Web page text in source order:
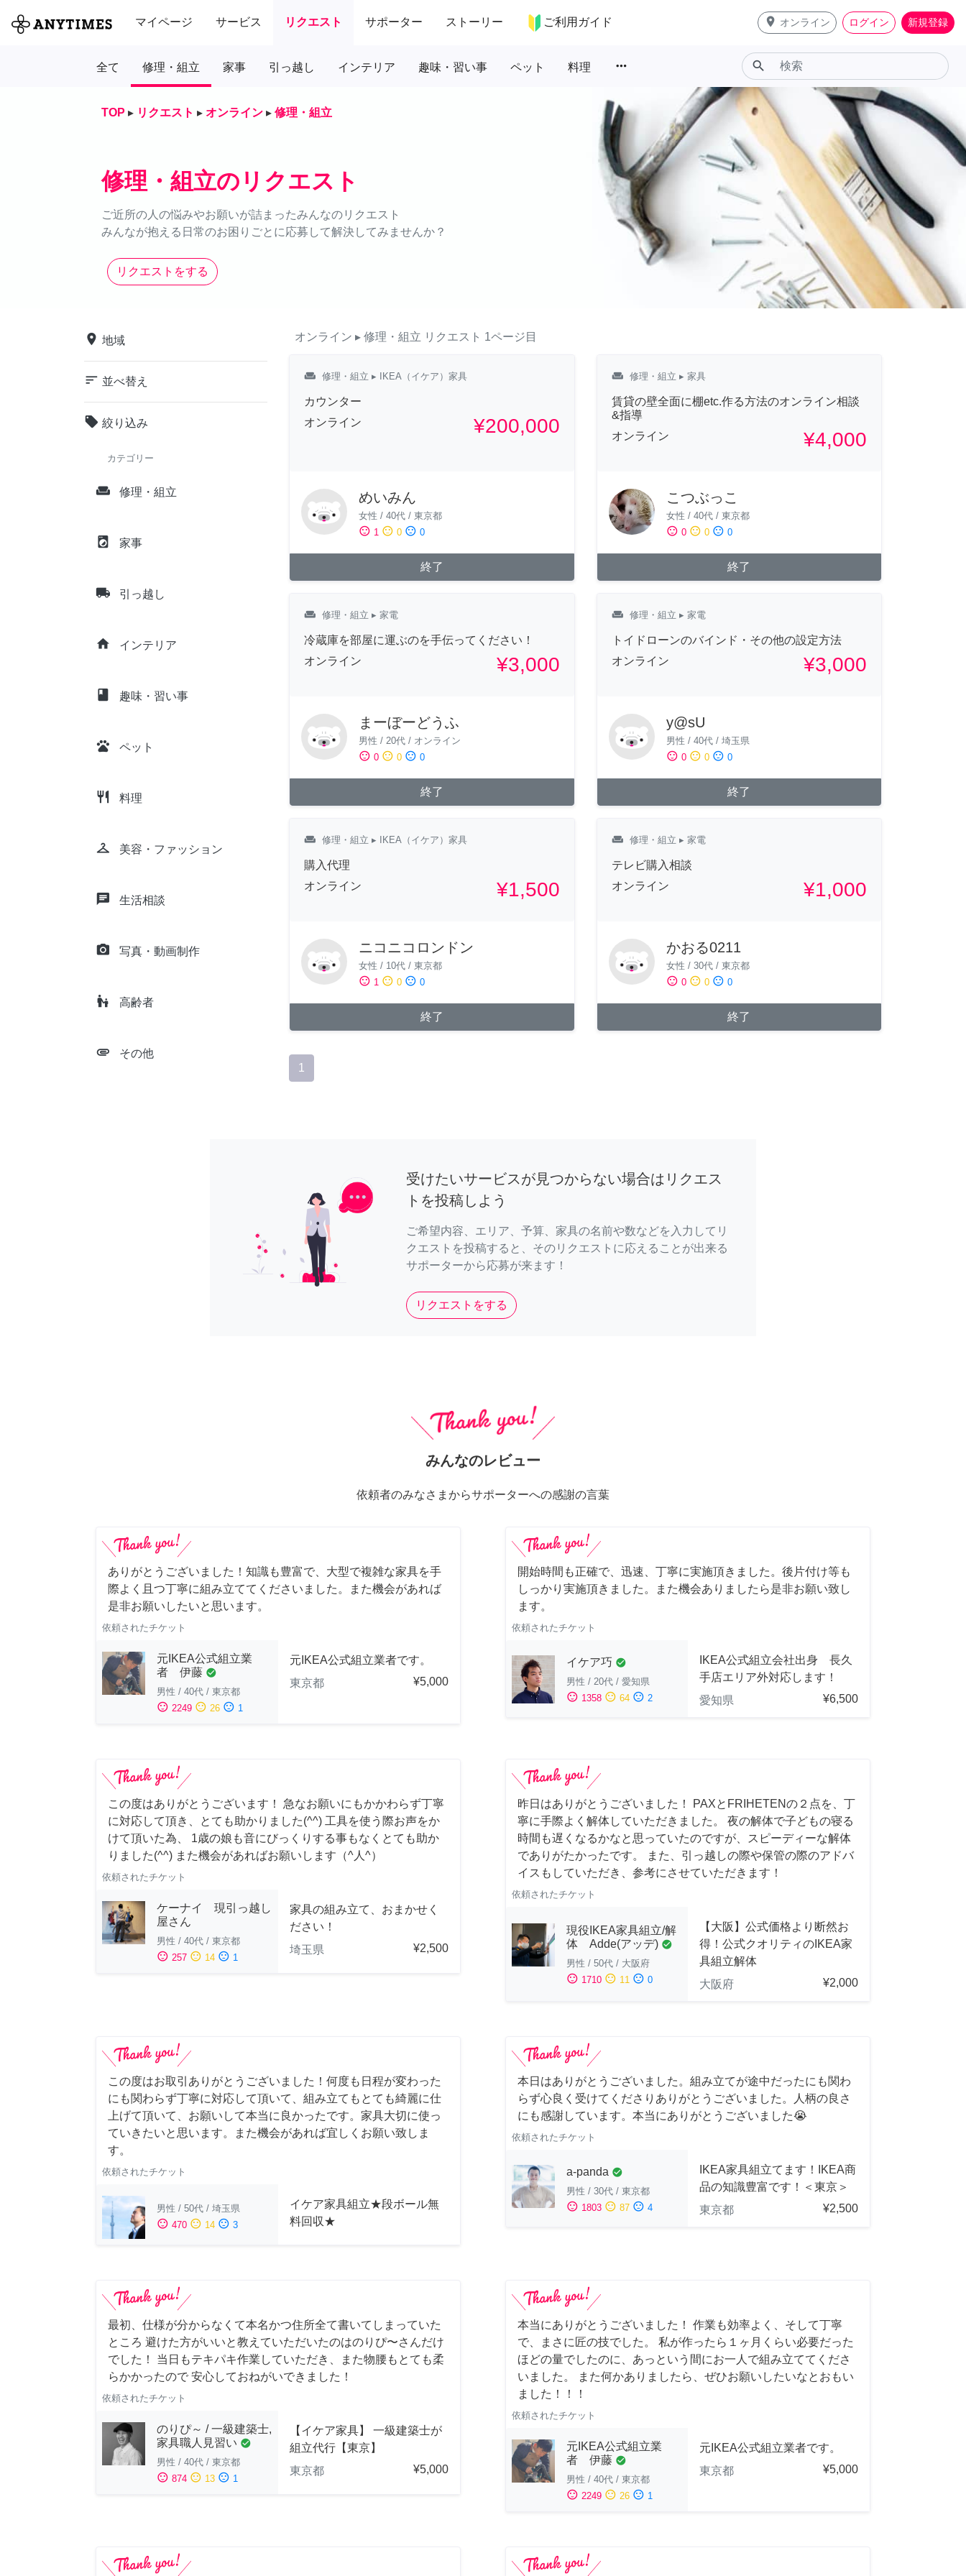
マイページ サービス リクエスト サポーター ストーリー ご利用ガイド place オンライン ログイン 新規登録
全て 修理・組立 家事 引っ越し インテリア 趣味・習い事 ペット 料理 more_horiz search
TOP ▸ リクエスト ▸ オンライン ▸ 修理・組立
修理・組立のリクエスト
ご近所の人の悩みやお願いが詰まったみんなのリクエスト
みんなが抱える日常のお困りごとに応募して解決してみませんか？
リクエストをする
place 地域
sort 並べ替え
local_offer 絞り込み
カテゴリー
weekend 修理・組立
local_laundry_service 家事
local_shipping 引っ越し
home インテリア
class 趣味・習い事
pets ペット
restaurant 料理
checkroom 美容・ファッション
chat 生活相談
camera_alt 写真・動画制作
escalator_warning 高齢者
attachment その他
オンライン ▸ 修理・組立 リクエスト 1ページ目
weekend 修理・組立 ▸ IKEA（イケア）家具
カウンター
オンライン
¥200,000
めいみん
女性 / 40代 / 東京都
sentiment_satisfied 1 sentiment_neutral 0 sentiment_dissatisfied 0
終了
weekend 修理・組立 ▸ 家具
賃貸の壁全面に棚etc.作る方法のオンライン相談
&指導
オンライン
¥4,000
こつぶっこ
女性 / 40代/ 東京都
sentiment_satisfied 0 sentiment_neutral 0 sentiment_dissatisfied 0
終了
weekend 修理・組立 ▸ 家電
冷蔵庫を部屋に運ぶのを手伝ってください！
オンライン
¥3,000
まーぼーどうふ
男性 / 20代 / オンライン
sentiment_satisfied 0 sentiment_neutral 0 sentiment_dissatisfied 0
終了
weekend 修理・組立 ▸ 家電
トイドローンのバインド・その他の設定方法
オンライン
¥3,000
y@sU
男性 / 40代/ 埼玉県
sentiment_satisfied 0 sentiment_neutral 0 sentiment_dissatisfied 0
終了
weekend 修理・組立 ▸ IKEA（イケア）家具
購入代理
オンライン
¥1,500
ニコニコロンドン
女性 / 10代 / 東京都
sentiment_satisfied 1 sentiment_neutral 0 sentiment_dissatisfied 0
終了
weekend 修理・組立 ▸ 家電
テレビ購入相談
オンライン
¥1,000
かおる0211
女性 / 30代/ 東京都
sentiment_satisfied 0 sentiment_neutral 0 sentiment_dissatisfied 0
終了
1
受けたいサービスが見つからない場合はリクエス
トを投稿しよう
ご希望内容、エリア、予算、家具の名前や数などを入力してリ
クエストを投稿すると、そのリクエストに応えることが出来る
サポーターから応募が来ます！
リクエストをする
みんなのレビュー
依頼者のみなさまからサポーターへの感謝の言葉
ありがとうございました！知識も豊富で、大型で複雑な家具を手
際よく且つ丁寧に組み立ててくださいました。また機会があれば
是非お願いしたいと思います。
依頼されたチケット
元IKEA公式組立業
者 伊藤 check_circle
男性 / 40代 / 東京都
sentiment_satisfied 2249 sentiment_neutral 26 sentiment_dissatisfied 1
元IKEA公式組立業者です。
東京都
¥5,000
開始時間も正確で、迅速、丁寧に実施頂きました。後片付け等も
しっかり実施頂きました。また機会ありましたら是非お願い致し
ます。
依頼されたチケット
イケア巧 check_circle
男性 / 20代 / 愛知県
sentiment_satisfied 1358 sentiment_neutral 64 sentiment_dissatisfied 2
IKEA公式組立会社出身 長久
手店エリア外対応します！
愛知県
¥6,500
この度はありがとうございます！ 急なお願いにもかかわらず丁寧
に対応して頂き、とても助かりました(^^) 工具を使う際お声をか
けて頂いた為、 1歳の娘も音にびっくりする事もなくとても助か
りました(^^) また機会があればお願いします（^人^）
依頼されたチケット
ケーナイ 現引っ越し
屋さん
男性 / 40代 / 東京都
sentiment_satisfied 257 sentiment_neutral 14 sentiment_dissatisfied 1
家具の組み立て、おまかせく
ださい！
埼玉県
¥2,500
昨日はありがとうございました！ PAXとFRIHETENの２点を、丁
寧に手際よく解体していただきました。 夜の解体で子どもの寝る
時間も遅くなるかなと思っていたのですが、スピーディーな解体
でありがたかったです。 また、引っ越しの際や保管の際のアドバ
イスもしていただき、参考にさせていただきます！
依頼されたチケット
現役IKEA家具組立/解
体 Adde(アッデ) check_circle
男性 / 50代 / 大阪府
sentiment_satisfied 1710 sentiment_neutral 11 sentiment_dissatisfied 0
【大阪】公式価格より断然お
得！公式クオリティのIKEA家
具組立解体
大阪府
¥2,000
この度はお取引ありがとうございました！何度も日程が変わった
にも関わらず丁寧に対応して頂いて、組み立てもとても綺麗に仕
上げて頂いて、お願いして本当に良かったです。家具大切に使っ
ていきたいと思います。また機会があれば宜しくお願い致しま
す。
依頼されたチケット
男性 / 50代 / 埼玉県
sentiment_satisfied 470 sentiment_neutral 14 sentiment_dissatisfied 3
イケア家具組立★段ボール無
料回収★
本日はありがとうございました。組み立てが途中だったにも関わ
らず心良く受けてくださりありがとうございました。人柄の良さ
にも感謝しています。本当にありがとうございました😭
依頼されたチケット
a-panda check_circle
男性 / 30代 / 東京都
sentiment_satisfied 1803 sentiment_neutral 87 sentiment_dissatisfied 4
IKEA家具組立てます！IKEA商
品の知識豊富です！＜東京＞
東京都
¥2,500
最初、仕様が分からなくて本名かつ住所全て書いてしまっていた
ところ 避けた方がいいと教えていただいたのはのりぴ〜さんだけ
でした！ 当日もテキパキ作業していただき、また物腰もとても柔
らかかったので 安心しておねがいできました！
依頼されたチケット
のりぴ～ / 一級建築士,
家具職人見習い check_circle
男性 / 40代 / 東京都
sentiment_satisfied 874 sentiment_neutral 13 sentiment_dissatisfied 1
【イケア家具】 一級建築士が
組立代行【東京】
東京都
¥5,000
本当にありがとうございました！ 作業も効率よく、そして丁寧
で、まさに匠の技でした。 私が作ったら１ヶ月くらい必要だった
ほどの量でしたのに、あっという間にお一人で組み立ててくださ
いました。 また何かありましたら、ぜひお願いしたいなとおもい
ました！！！
依頼されたチケット
元IKEA公式組立業
者 伊藤 check_circle
男性 / 40代 / 東京都
sentiment_satisfied 2249 sentiment_neutral 26 sentiment_dissatisfied 1
元IKEA公式組立業者です。
東京都
¥5,000